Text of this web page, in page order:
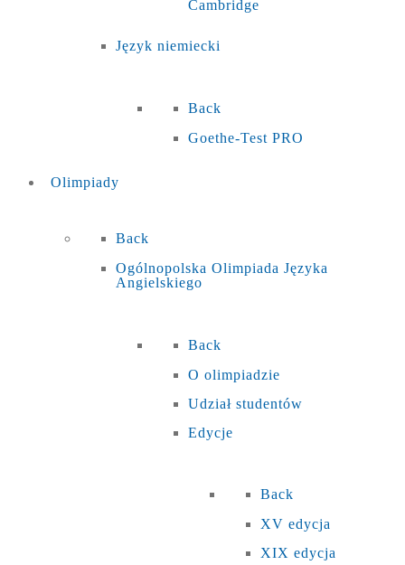
Cambridge
Język niemiecki
Back
Goethe-Test PRO
Olimpiady
Back
Ogólnopolska Olimpiada Języka
Angielskiego
Back
O olimpiadzie
Udział studentów
Edycje
Back
XV edycja
XIX edycja